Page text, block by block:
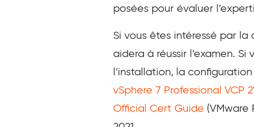
posées pour évaluer
Si vous êtes intéressé par
aidera à réussir l’examen.
l’installation, la
vSphere 7 Professional VCP
Official Cert Guide